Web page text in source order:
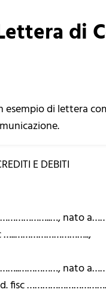
di
di lettera
E DEBITI
nato
…..………………………..,
nato
fisc